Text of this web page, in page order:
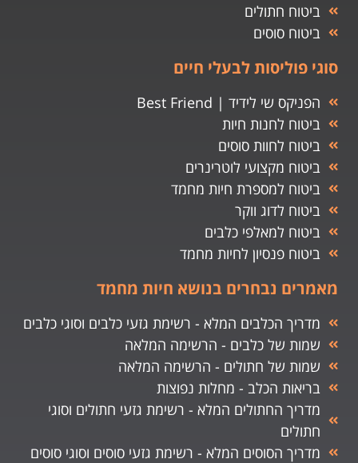
ביטוח חתולים
ביטוח סוסים
סוגי פוליסות לבעלי חיים
הפניקס שי לידיד | Best Friend
ביטוח לחנות חיות
ביטוח לחוות סוסים
ביטוח מקצועי לוטרינרים
ביטוח למספרת חיות מחמד
ביטוח לדוג ווקר
ביטוח למאלפי כלבים
ביטוח פנסיון לחיות מחמד
מאמרים נבחרים בנושא חיות מחמד
מדריך הכלבים המלא - רשימת גזעי כלבים וסוגי כלבים
שמות של כלבים - הרשימה המלאה
שמות של חתולים - הרשימה המלאה
בריאות הכלב - מחלות נפוצות
מדריך החתולים המלא - רשימת גזעי חתולים וסוגי
חתולים
מדריך הסוסים המלא - רשימת גזעי סוסים וסוגי סוסים